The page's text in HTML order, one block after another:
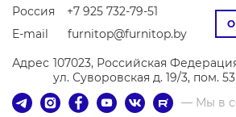
Россия
+7 925 732-79-51
E-mail
furnitop@furnitop.by
Адрес 107023, Российская
ул. Суворовская д. 19/3, пом. 53
— Мы в